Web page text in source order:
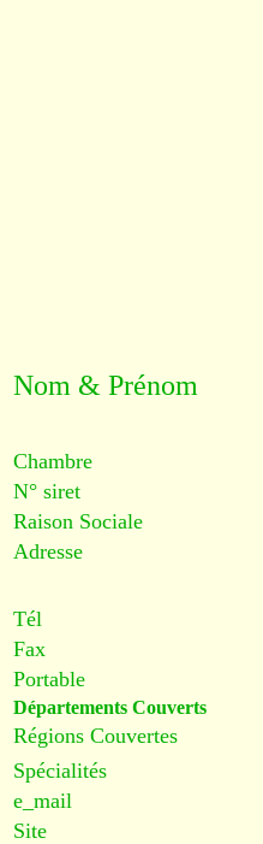
Nom & Prénom
Chambre
N° siret
Raison Sociale
Adresse
Tél
Fax
Portable
Départements Couverts
Régions Couvertes
Spécialités
e_mail
Site